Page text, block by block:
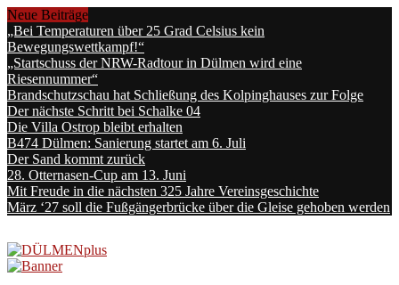
Neue Beiträge
„Bei Temperaturen über 25 Grad Celsius kein
Bewegungswettkampf!“
„Startschuss der NRW-Radtour in Dülmen wird eine
Riesennummer“
Brandschutzschau hat Schließung des Kolpinghauses zur Folge
Der nächste Schritt bei Schalke 04
Die Villa Ostrop bleibt erhalten
B474 Dülmen: Sanierung startet am 6. Juli
Der Sand kommt zurück
28. Otternasen-Cup am 13. Juni
Mit Freude in die nächsten 325 Jahre Vereinsgeschichte
März ‘27 soll die Fußgängerbrücke über die Gleise gehoben werden